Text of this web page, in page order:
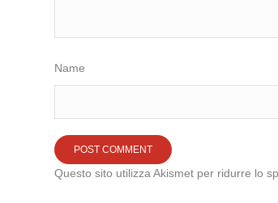
Name
Questo sito utilizza Akismet per ridurre lo